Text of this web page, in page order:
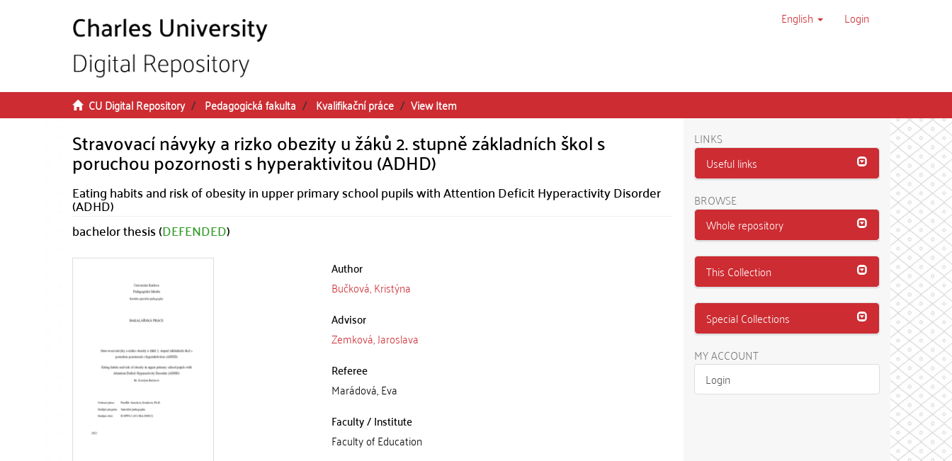
English Login
CU Digital Repository Pedagogická fakulta Kvalifikační práce View Item
Stravovací návyky a rizko obezity u žáků 2. stupně základních škol s
poruchou pozornosti s hyperaktivitou (ADHD)
Eating habits and risk of obesity in upper primary school pupils with Attention Deficit Hyperactivity Disorder
(ADHD)
bachelor thesis (DEFENDED)
Author
Bučková, Kristýna
Advisor
Zemková, Jaroslava
Referee
Marádová, Eva
Faculty / Institute
Faculty of Education
LINKS
Useful links
BROWSE
Whole repository
This Collection
Special Collections
MY ACCOUNT
Login